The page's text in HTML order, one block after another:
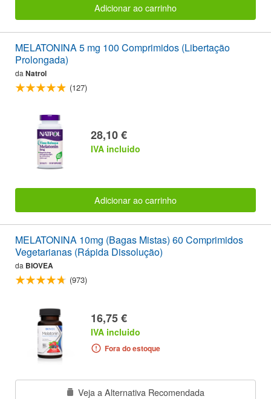
Adicionar ao carrinho
MELATONINA 5 mg 100 Comprimidos (Libertação
Prolongada)
da Natrol
(127)
28,10 €
IVA incluido
Adicionar ao carrinho
MELATONINA 10mg (Bagas Mistas) 60 Comprimidos
Vegetarianas (Rápida Dissolução)
da BIOVEA
(973)
16,75 €
IVA incluido
Fora do estoque
Veja a Alternativa Recomendada